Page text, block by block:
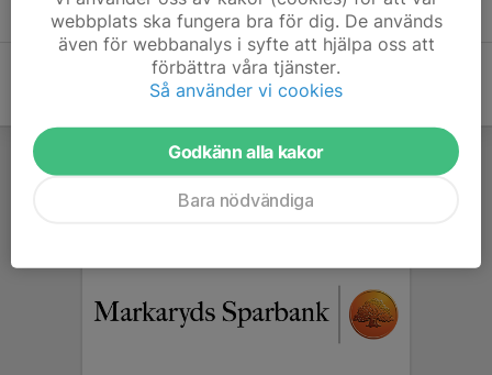
Tävlingsinformation 2026.pdf
0,13 MB
webbplats ska fungera bra för dig. De används
även för webbanalys i syfte att hjälpa oss att
förbättra våra tjänster.
Så använder vi cookies
Godkänn alla kakor
Bara nödvändiga